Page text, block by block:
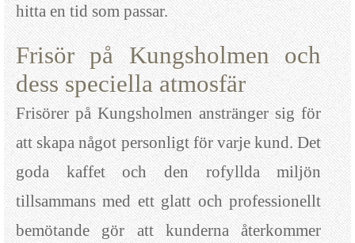
hitta en tid som passar.
Frisör på Kungsholmen och
dess speciella atmosfär
Frisörer på Kungsholmen anstränger sig för
att skapa något personligt för varje kund. Det
goda kaffet och den rofyllda miljön
tillsammans med ett glatt och professionellt
bemötande gör att kunderna återkommer